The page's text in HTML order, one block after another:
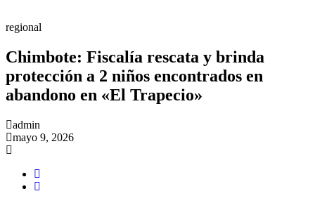
regional
Chimbote: Fiscalía rescata y brinda
protección a 2 niños encontrados en
abandono en «El Trapecio»
admin
mayo 9, 2026